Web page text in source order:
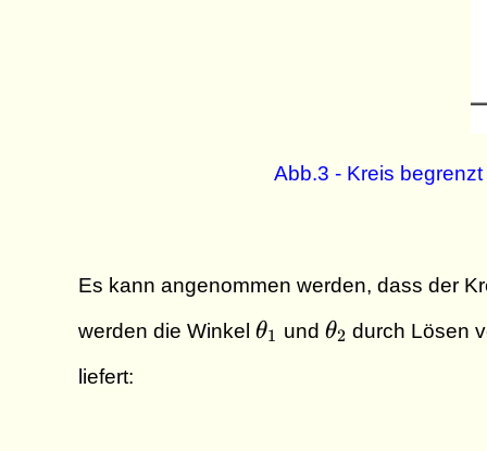
Abb.3 - Kreis
Es kann angenommen werden, dass der
werden die Winkel \theta_1
θ1 und \theta_2
θ2 durch Lösen
liefert: